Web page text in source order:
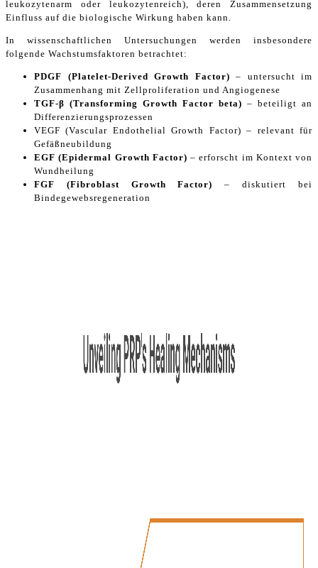
leukozytenarm oder leukozytenreich), deren Zusammensetzung
Einfluss auf die biologische Wirkung haben kann.
In wissenschaftlichen Untersuchungen werden insbesondere
folgende Wachstumsfaktoren betrachtet:
PDGF (Platelet-Derived Growth Factor) – untersucht im
Zusammenhang mit Zellproliferation und Angiogenese
TGF-β (Transforming Growth Factor beta) – beteiligt an
Differenzierungsprozessen
VEGF (Vascular Endothelial Growth Factor) – relevant für
Gefäßneubildung
EGF (Epidermal Growth Factor) – erforscht im Kontext von
Wundheilung
FGF (Fibroblast Growth Factor) – diskutiert bei
Bindegewebsregeneration